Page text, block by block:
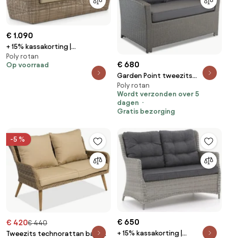
€ 1.090
+ 15% kassakorting |
Loungebank Tuin Intenso |
Wicker (vlechtwerk) | 2
personen | Tuinbank Beige |
Poly rotan
Op voorraad
€ 680
Garden Point tweezits
technorattan bank Parma
antraciet
Poly rotan
Wordt verzonden over 5
dagen
Gratis bezorging
-5 %
€ 420€ 440
Tweezits technorattan bank
€ 650
+ 15% kassakorting |